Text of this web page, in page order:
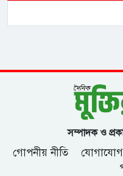
সম্পাদক ও
গোপনীয় নীতি যোগাযোগ